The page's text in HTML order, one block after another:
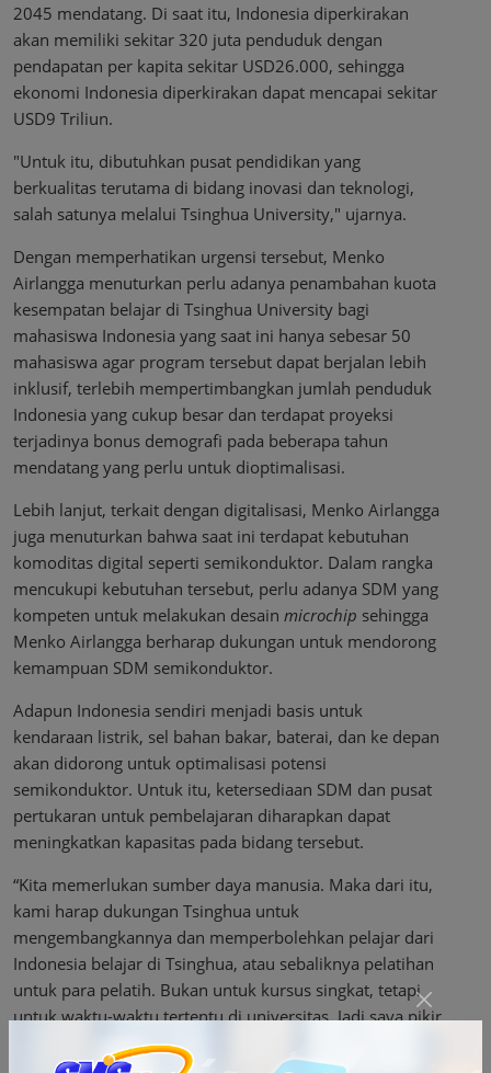
2045 mendatang. Di saat itu, Indonesia diperkirakan
akan memiliki sekitar 320 juta penduduk dengan
pendapatan per kapita sekitar USD26.000, sehingga
ekonomi Indonesia diperkirakan dapat mencapai sekitar
USD9 Triliun.
"Untuk itu, dibutuhkan pusat pendidikan yang
berkualitas terutama di bidang inovasi dan teknologi,
salah satunya melalui Tsinghua University," ujarnya.
Dengan memperhatikan urgensi tersebut, Menko
Airlangga menuturkan perlu adanya penambahan kuota
kesempatan belajar di Tsinghua University bagi
mahasiswa Indonesia yang saat ini hanya sebesar 50
mahasiswa agar program tersebut dapat berjalan lebih
inklusif, terlebih mempertimbangkan jumlah penduduk
Indonesia yang cukup besar dan terdapat proyeksi
terjadinya bonus demografi pada beberapa tahun
mendatang yang perlu untuk dioptimalisasi.
Lebih lanjut, terkait dengan digitalisasi, Menko Airlangga
juga menuturkan bahwa saat ini terdapat kebutuhan
komoditas digital seperti semikonduktor. Dalam rangka
mencukupi kebutuhan tersebut, perlu adanya SDM yang
kompeten untuk melakukan desain microchip sehingga
Menko Airlangga berharap dukungan untuk mendorong
kemampuan SDM semikonduktor.
Adapun Indonesia sendiri menjadi basis untuk
kendaraan listrik, sel bahan bakar, baterai, dan ke depan
akan didorong untuk optimalisasi potensi
semikonduktor. Untuk itu, ketersediaan SDM dan pusat
pertukaran untuk pembelajaran diharapkan dapat
meningkatkan kapasitas pada bidang tersebut.
“Kita memerlukan sumber daya manusia. Maka dari itu,
kami harap dukungan Tsinghua untuk
mengembangkannya dan memperbolehkan pelajar dari
Indonesia belajar di Tsinghua, atau sebaliknya pelatihan
untuk para pelatih. Bukan untuk kursus singkat, tetapi
untuk waktu-waktu tertentu di universitas. Jadi saya pikir
itulah hal berikutnya yang ingin saya kerjakan,” jelasnya.